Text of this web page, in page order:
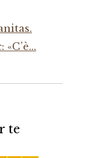
te